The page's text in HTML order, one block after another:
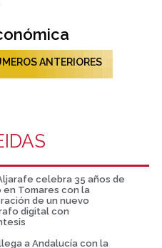
ANTERIORES
celebra 35 años de
en Tomares con la
de un nuevo
digital con
a Andalucía con la